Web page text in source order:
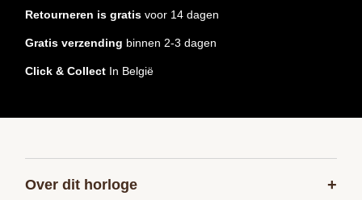
Retourneren is gratis voor 14 dagen
Gratis verzending binnen 2-3 dagen
Click & Collect In België
Over dit horloge +